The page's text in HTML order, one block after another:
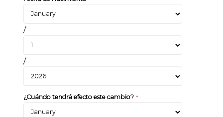
/
/
¿Cuándo tendrá efecto este cambio?*